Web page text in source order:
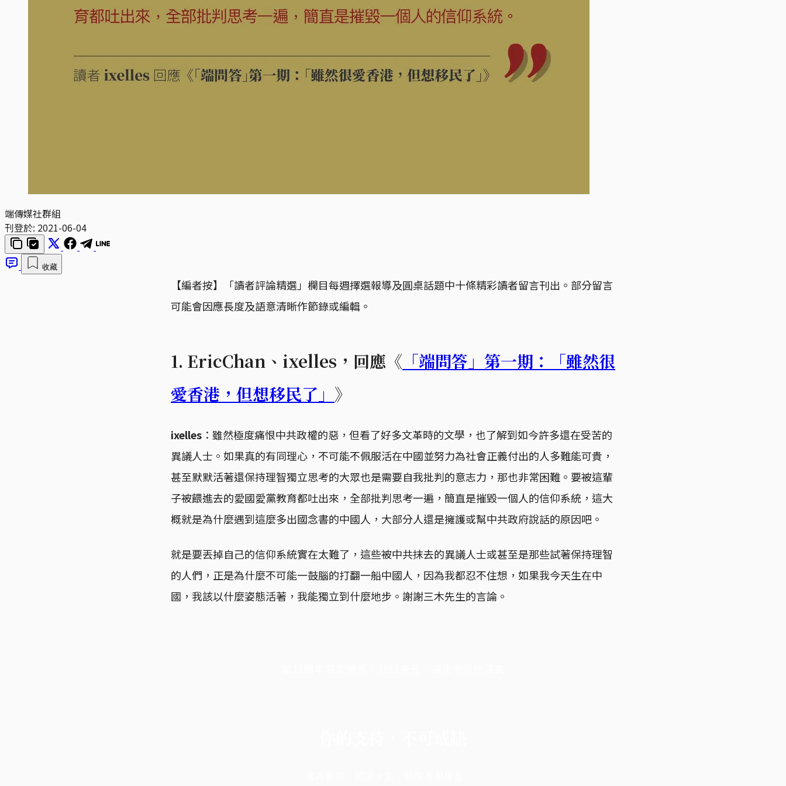
端傳媒社群組
刊登於: 2021-06-04
收藏
【編者按】「讀者評論精選」欄目每週擇選報導及圓桌話題中十條精彩讀者留言刊出。部分留言
可能會因應長度及語意清晰作節錄或編輯。
1. EricChan、ixelles，回應《 「端問答」第一期：「雖然很
愛香港，但想移民了」 》
ixelles ：雖然極度痛恨中共政權的惡，但看了好多文革時的文學，也了解到如今許多還在受苦的
異議人士。如果真的有同理心，不可能不佩服活在中國並努力為社會正義付出的人多難能可貴，
甚至默默活著還保持理智獨立思考的大眾也是需要自我批判的意志力，那也非常困難。要被這輩
子被餵進去的愛國愛黨教育都吐出來，全部批判思考一遍，簡直是摧毀一個人的信仰系統，這大
概就是為什麼遇到這麼多出國念書的中國人，大部分人還是擁護或幫中共政府說話的原因吧。
就是要丟掉自己的信仰系統實在太難了，這些被中共抹去的異議人士或甚至是那些試著保持理智
的人們，正是為什麼不可能一鼓腦的打翻一船中國人，因為我都忍不住想，如果我今天生在中
國，我該以什麼姿態活著，我能獨立到什麼地步。謝謝三木先生的言論。